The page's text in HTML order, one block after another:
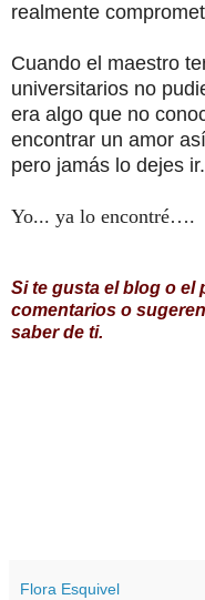
realmente
Cuando el maestro
universitarios no
era algo que no
encontrar un amor
pero jamás lo dejes
Yo... ya lo encontré….
Si te gusta el blog o el
comentarios o
saber de ti.
Flora Esquivel